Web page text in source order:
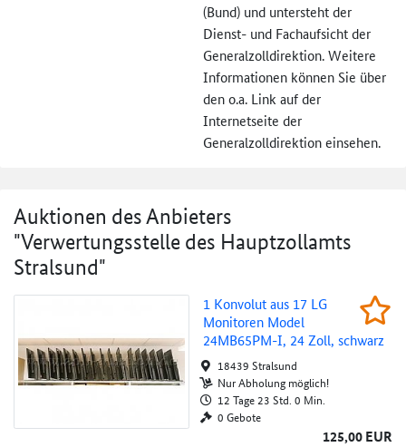
(Bund) und untersteht der
Dienst- und Fachaufsicht der
Generalzolldirektion. Weitere
Informationen können Sie über
den o.a. Link auf der
Internetseite der
Generalzolldirektion einsehen.
Auktionen des Anbieters
"Verwertungsstelle des Hauptzollamts
Stralsund"
1 Konvolut aus 17 LG Monitoren Model
1 Konvolut aus 17 LG
Monitoren Model
24MB65PM-I, 24 Zoll, schwarz
18439 Stralsund
Nur Abholung möglich!
12 Tage 23 Std. 0 Min.
0 Gebote
125,00 EUR